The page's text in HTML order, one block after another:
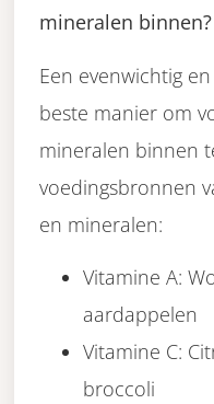
mineralen binnen?
Een evenwichtig
beste manier om
mineralen binnen
voedingsbronnen
en mineralen:
Vitamine A:
aardappelen
Vitamine C:
broccoli